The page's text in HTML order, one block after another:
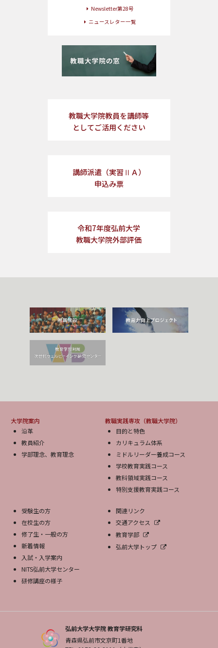
Newsletter第28号
ニュースレター一覧
教職大学院教員を講師等
としてご活用ください
講師派遣（実習ⅡＡ）
申込み票
令和7年度弘前大学
教職大学院外部評価
大学院案内
沿革
教員紹介
学部理念、教育理念
教職実践専攻（教職大学院）
目的と特色
カリキュラム体系
ミドルリーダー養成コース
学校教育実践コース
教科領域実践コース
特別支援教育実践コース
受験生の方
在校生の方
修了生・一般の方
新着情報
入試・入学案内
NITS弘前大学センター
研修講座の様子
関連リンク
交通アクセス
教育学部
弘前大学トップ
弘前大学大学院 教育学研究科
青森県弘前市文京町1番地